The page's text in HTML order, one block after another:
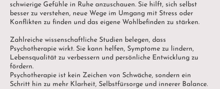
schwierige Gefühle in Ruhe anzuschauen. Sie hilft, sich selbst
besser zu verstehen, neue Wege im Umgang mit Stress oder
Konflikten zu finden und das eigene Wohlbefinden zu stärken.
Zahlreiche wissenschaftliche Studien belegen, dass
Psychotherapie wirkt. Sie kann helfen, Symptome zu lindern,
Lebensqualität zu verbessern und persönliche Entwicklung zu
fördern.
Psychotherapie ist kein Zeichen von Schwäche, sondern ein
Schritt hin zu mehr Klarheit, Selbstfürsorge und innerer Balance.